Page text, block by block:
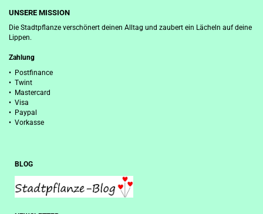
UNSERE MISSION
Die Stadtpflanze verschönert deinen Alltag und zaubert ein Lächeln auf deine
Lippen.
Zahlung
• Postfinance
• Twint
• Mastercard
• Visa
• Paypal
• Vorkasse
BLOG